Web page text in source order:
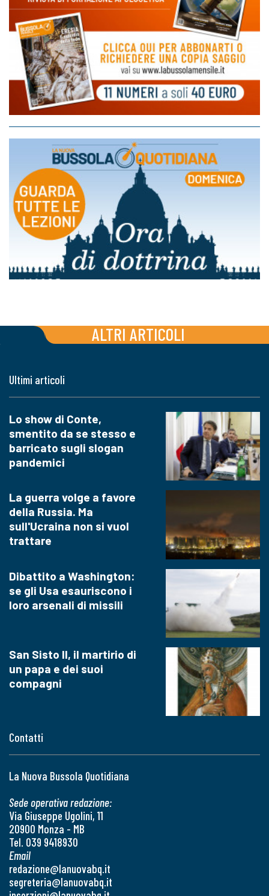
ALTRI ARTICOLI
Contatti
La Nuova Bussola Quotidiana
Sede operativa redazione:
Via Giuseppe Ugolini, 11
20900 Monza - MB
Tel. 039 9418930
Email
redazione@lanuovabq.it
segreteria@lanuovabq.it
Ultimi articoli
Lo show di Conte,
smentito da se stesso e
barricato sugli slogan
pandemici
La guerra volge a favore
della Russia. Ma
sull'Ucraina non si vuol
trattare
Dibattito a Washington:
se gli Usa esauriscono i
loro arsenali di missili
San Sisto II, il martirio di
un papa e dei suoi
compagni